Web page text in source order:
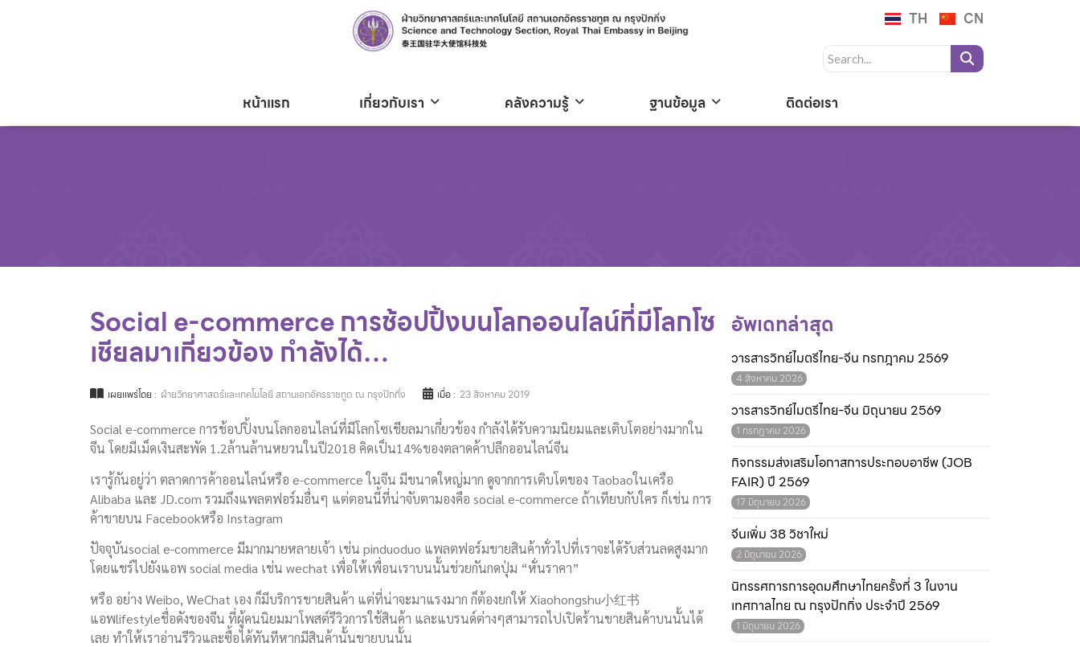
TH CN
หน้าแรก เกี่ยวกับเรา คลังความรู้ ฐานข้อมูล ติดต่อเรา
Social e-commerce การช้อปปิ้งบนโลกออนไลน์​ที่มีโลกโซ
เชียล​มาเกี่ยวข้อง กำลังได้…
เผยแพร่โดย : ฝ่ายวิทยาศาสตร์และเทคโนโลยี สถานเอกอัครราชทูต ณ กรุงปักกิ่ง เมื่อ : 23 สิงหาคม 2019
Social e-commerce การช้อปปิ้งบนโลกออนไลน์​ที่มีโลกโซเชียล​มาเกี่ยวข้อง กำลังได้รับความนิยมและเติบโต​อย่างมากใน
จีน โดยมีเม็ดเงินสะพัด 1.2ล้านล้านหยวนในปี2018 คิดเป็น14%ของตลาดค้าปลีกออนไลน์​จีน
เรารู้กันอยู่ว่า ตลาดการค้าออนไลน์​หรือ e-commerce ในจีน มีขนาดใหญ่​มาก ดูจากการเติบโตของ Taobao​ในเครือ
Alibaba และ JD.com รวมถึงแพลตฟอร์ม​อื่นๆ แต่ตอนนี้ที่น่าจับตามองคือ social e-commerce ถ้าเทียบกับใคร ก็เช่น การ
ค้าขายบน Facebook​หรือ Instagram
ปัจจุบัน​social e-commerce มีมากมายหลายเจ้า เช่น pinduoduo แพลตฟอร์ม​ขายสินค้าทั่วไปที่เราจะได้รับส่วนลดสูงมาก
โดยแชร์​ไปยังแอพ social media เช่น wechat เพื่อให้เพื่อนเราบนนั้นช่วยกันกดปุ่ม “หั่นราคา”
หรือ อย่าง Weibo, WeChat เอง ก็มีบริการขายสินค้า แต่ที่น่าจะมาแรงมาก ก็ต้องยกให้ Xiaohongshu​小红书
แอพlifestyleชื่อดังของจีน ที่ผู้คนนิยมมาโพสต์​รีวิวการใช้สินค้า และแบรนด์​ต่างๆสามารถไปเปิดร้านขายสินค้าบนนั้นได้
เลย ทำให้เราอ่านรีวิวและซื้อได้ทันทีหากมีสินค้านั้นขายบนนั้น
อัพเดทล่าสุด
วารสารวิทย์ไมตรีไทย-จีน กรกฎาคม 2569
4 สิงหาคม 2026
วารสารวิทย์ไมตรีไทย-จีน มิถุนายน 2569
1 กรกฎาคม 2026
กิจกรรมส่งเสริมโอกาสการประกอบอาชีพ (JOB
FAIR) ปี 2569
17 มิถุนายน 2026
จีนเพิ่ม 38 วิชาใหม่
2 มิถุนายน 2026
นิทรรศการการอุดมศึกษาไทยครั้งที่ 3 ในงาน
เทศกาลไทย ณ กรุงปักกิ่ง ประจำปี 2569
1 มิถุนายน 2026